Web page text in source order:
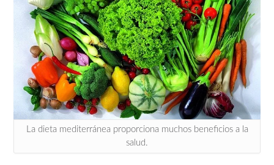
La dieta mediterránea proporciona muchos beneficios a la
salud.